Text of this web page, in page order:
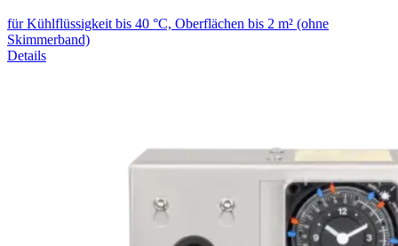
für Kühlflüssigkeit bis 40 °C, Oberflächen bis 2 m² (ohne
Skimmerband)
Details